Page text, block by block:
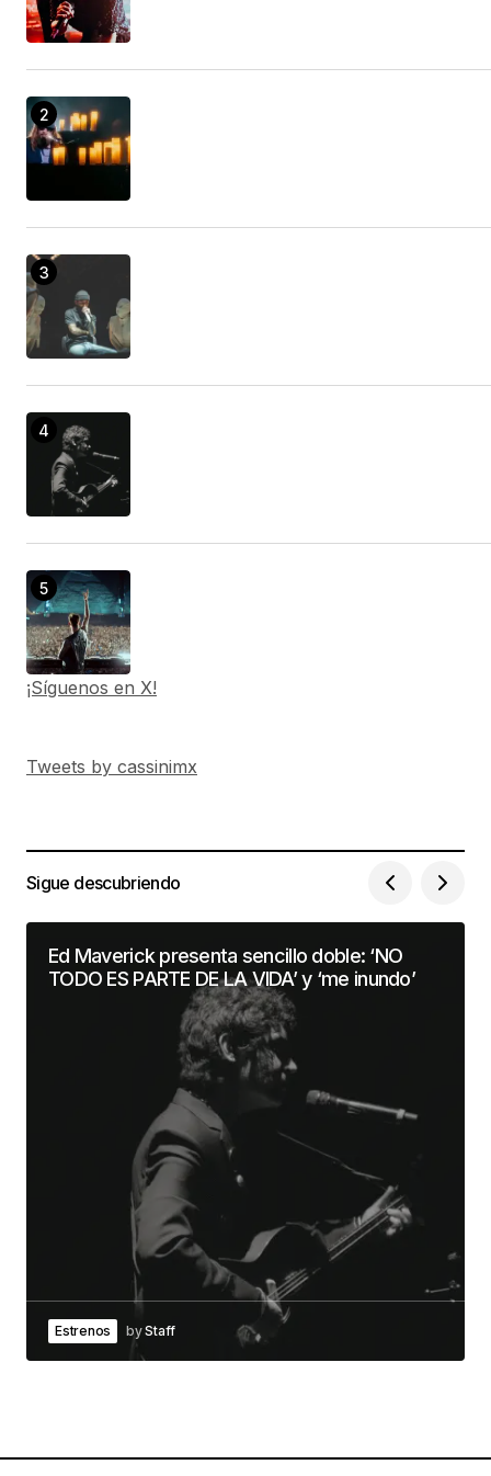
¡Síguenos en X!
Tweets by cassinimx
Sigue descubriendo
Ed Maverick presenta sencillo doble: ‘NO
TODO ES PARTE DE LA VIDA’ y ‘me inundo’
Estrenos byStaff